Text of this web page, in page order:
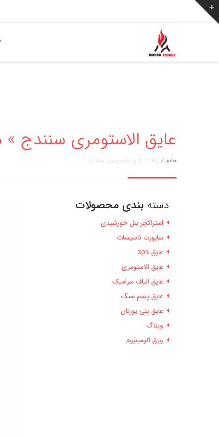
عایق الاستومری سنندج » مهار
خانه / Tag: عایق الاستومری سنندج
دسته بندی محصولات
استراکچر پنل خورشیدی
ساپورت تاسیسات
عایق xps
عایق الاستومری
عایق الیاف سرامیک
عایق پشم سنگ
عایق پلی یورتان
وبلاگ
ورق آلومینیوم